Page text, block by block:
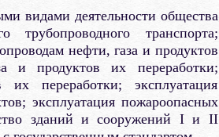
видами деятельности общества
трубопроводного транспорта;
нефти, газа и продуктов
и продуктов их переработки;
переработки; эксплуатация
эксплуатация пожароопасных
зданий и сооружений I и II